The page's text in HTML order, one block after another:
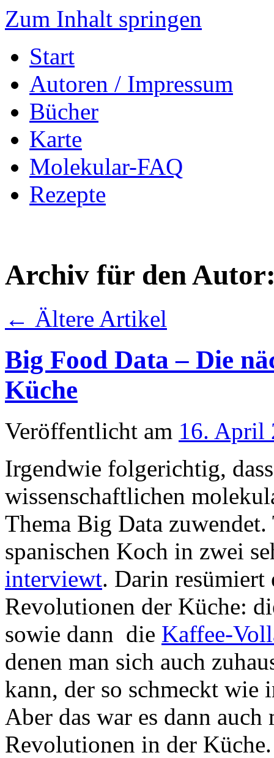
Zum Inhalt springen
Start
Autoren / Impressum
Bücher
Karte
Molekular-FAQ
Rezepte
Archiv für den
← Ältere Artikel
Big Food Data – Die
Küche
Veröffentlicht am 16. April
Irgendwie folgerichtig,
wissenschaftlichen
Thema Big Data
spanischen Koch in zwei
interviewt. Darin resümiert
Revolutionen der Küche:
sowie dann die Kaffee-
denen man sich auch
kann, der so schmeckt wie
Aber das war es dann
Revolutionen in der Küche.